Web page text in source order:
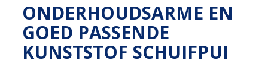
ONDERHOUDSARME EN
GOED PASSENDE
KUNSTSTOF SCHUIFPUI